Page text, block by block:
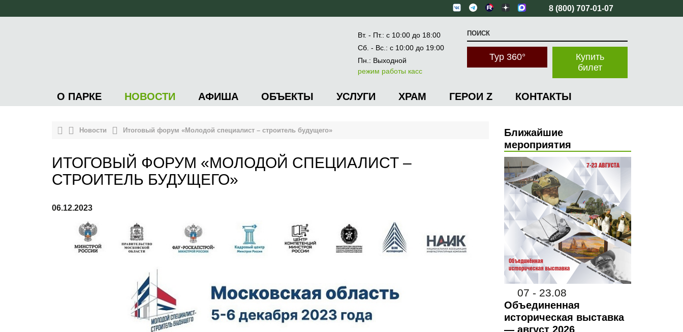
8 (800) 707-01-07
Вт. - Пт.: с 10:00 до 18:00
Сб. - Вс.: с 10:00 до 19:00
Пн.: Выходной
режим работы касс
Купить
билет
Тур 360°
О ПАРКЕ НОВОСТИ АФИША ОБЪЕКТЫ УСЛУГИ ХРАМ ГЕРОИ Z КОНТАКТЫ
Новости Итоговый форум «Молодой специалист – строитель будущего»
ИТОГОВЫЙ ФОРУМ «МОЛОДОЙ СПЕЦИАЛИСТ –
СТРОИТЕЛЬ БУДУЩЕГО»
06.12.2023
Ближайшие
мероприятия
07 - 23.08
Объединенная
историческая выставка
— август 2026